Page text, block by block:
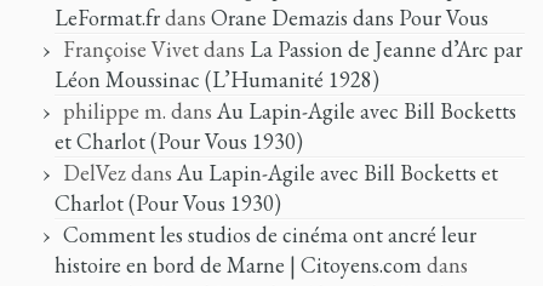
LeFormat.frdans Orane Demazis dans Pour Vous
Françoise Vivetdans La Passion de Jeanne d’Arc par
Léon Moussinac (L’Humanité 1928)
philippe m. dans Au Lapin-Agile avec Bill Bocketts
et Charlot (Pour Vous 1930)
DelVezdans Au Lapin-Agile avec Bill Bocketts et
Charlot (Pour Vous 1930)
Comment les studios de cinéma ont ancré leur
histoire en bord de Marne | Citoyens.comdans